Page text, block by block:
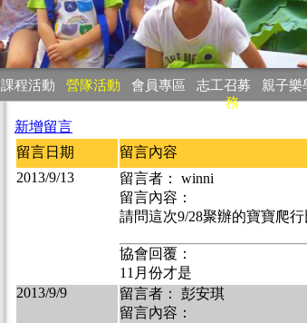
課程活動 營隊活動 會員專區 志工召募 親子樂
務
新增留言
留言日期
留言內容
2013/9/13
留言者： winni
留言內容：
請問這次9/28聚辦的寶寶爬
協會回覆：
11月份才是
2013/9/9
留言者： 彭安琪
留言內容：